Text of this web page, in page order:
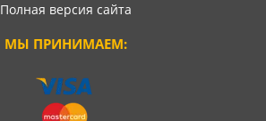
Полная версия сайта
МЫ ПРИНИМАЕМ: